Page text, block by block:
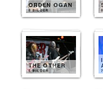
ORDEN OGAN
8 BILDER
THE OTHER
8 BILDER